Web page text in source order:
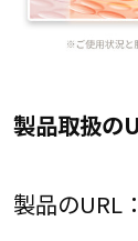
製品取扱の
製品のURL：